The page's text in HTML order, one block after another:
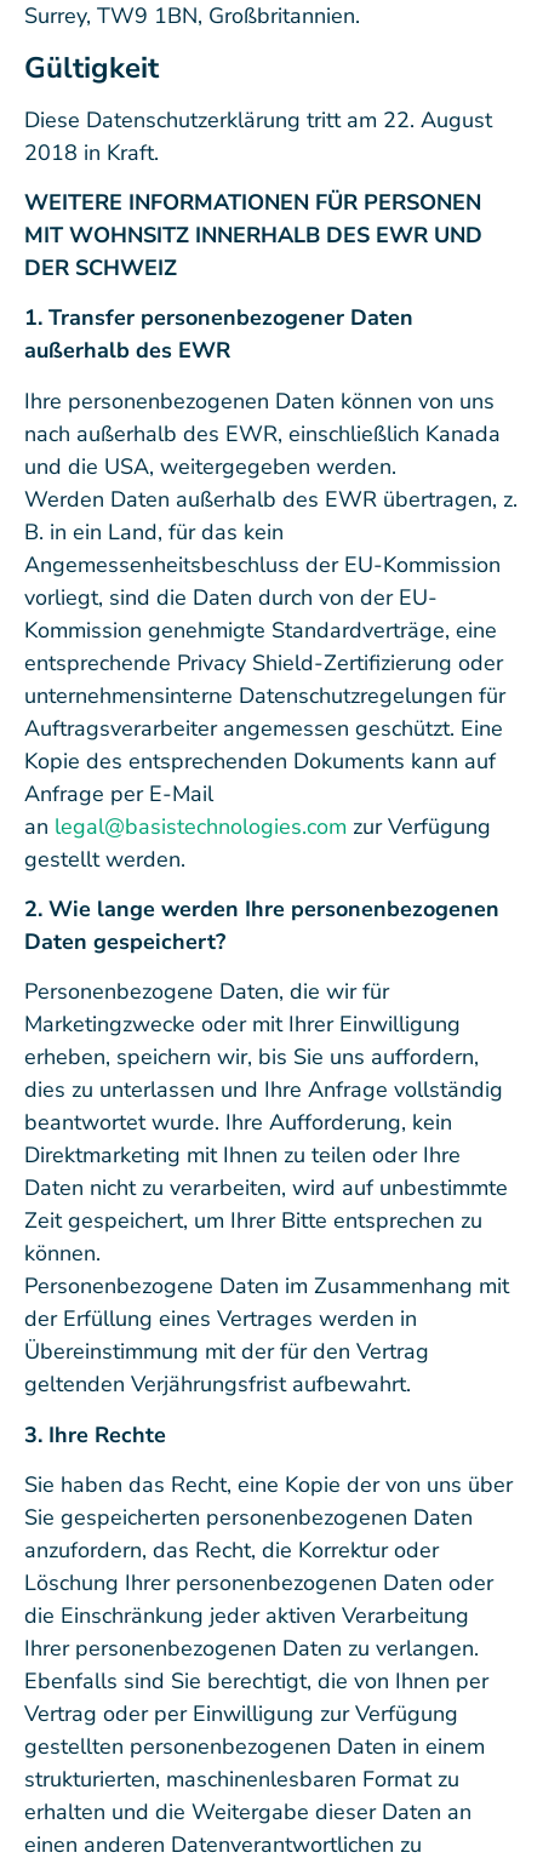
Surrey, TW9 1BN, Großbritannien.
Gültigkeit
Diese Datenschutzerklärung tritt am 22. August
2018 in Kraft.
WEITERE INFORMATIONEN FÜR PERSONEN
MIT WOHNSITZ INNERHALB DES EWR UND
DER SCHWEIZ
1. Transfer personenbezogener Daten
außerhalb des EWR
Ihre personenbezogenen Daten können von uns
nach außerhalb des EWR, einschließlich Kanada
und die USA, weitergegeben werden.
Werden Daten außerhalb des EWR übertragen, z.
B. in ein Land, für das kein
Angemessenheitsbeschluss der EU-Kommission
vorliegt, sind die Daten durch von der EU-
Kommission genehmigte Standardverträge, eine
entsprechende Privacy Shield-Zertifizierung oder
unternehmensinterne Datenschutzregelungen für
Auftragsverarbeiter angemessen geschützt. Eine
Kopie des entsprechenden Dokuments kann auf
Anfrage per E-Mail
an legal@basistechnologies.com zur Verfügung
gestellt werden.
2. Wie lange werden Ihre personenbezogenen
Daten gespeichert?
Personenbezogene Daten, die wir für
Marketingzwecke oder mit Ihrer Einwilligung
erheben, speichern wir, bis Sie uns auffordern,
dies zu unterlassen und Ihre Anfrage vollständig
beantwortet wurde. Ihre Aufforderung, kein
Direktmarketing mit Ihnen zu teilen oder Ihre
Daten nicht zu verarbeiten, wird auf unbestimmte
Zeit gespeichert, um Ihrer Bitte entsprechen zu
können.
Personenbezogene Daten im Zusammenhang mit
der Erfüllung eines Vertrages werden in
Übereinstimmung mit der für den Vertrag
geltenden Verjährungsfrist aufbewahrt.
3. Ihre Rechte
Sie haben das Recht, eine Kopie der von uns über
Sie gespeicherten personenbezogenen Daten
anzufordern, das Recht, die Korrektur oder
Löschung Ihrer personenbezogenen Daten oder
die Einschränkung jeder aktiven Verarbeitung
Ihrer personenbezogenen Daten zu verlangen.
Ebenfalls sind Sie berechtigt, die von Ihnen per
Vertrag oder per Einwilligung zur Verfügung
gestellten personenbezogenen Daten in einem
strukturierten, maschinenlesbaren Format zu
erhalten und die Weitergabe dieser Daten an
einen anderen Datenverantwortlichen zu